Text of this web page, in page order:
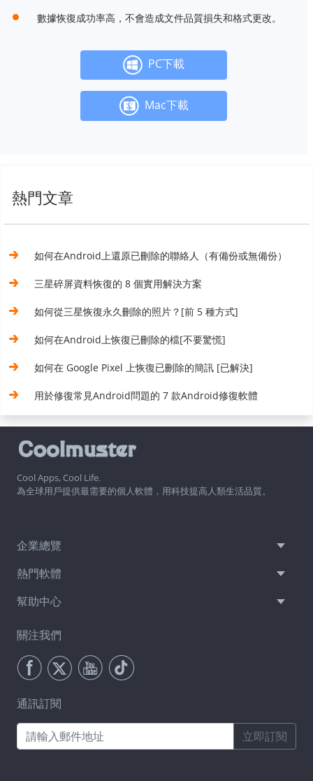
數據恢復成功率高，不會造成文件品質損失和格式更改。
PC下載
Mac下載
熱門文章
如何在Android上還原已刪除的聯絡人（有備份或無備份）
三星碎屏資料恢復的 8 個實用解決方案
如何從三星恢復永久刪除的照片？[前 5 種方式]
如何在Android上恢復已刪除的檔[不要驚慌]
如何在 Google Pixel 上恢復已刪除的簡訊 [已解決]
用於修復常見Android問題的 7 款Android修復軟體
Cool Apps, Cool Life.
為全球用戶提供最需要的個人軟體，用科技提高人類生活品質。
企業總覽
熱門軟體
幫助中心
關注我們
通訊訂閱
立即訂閱